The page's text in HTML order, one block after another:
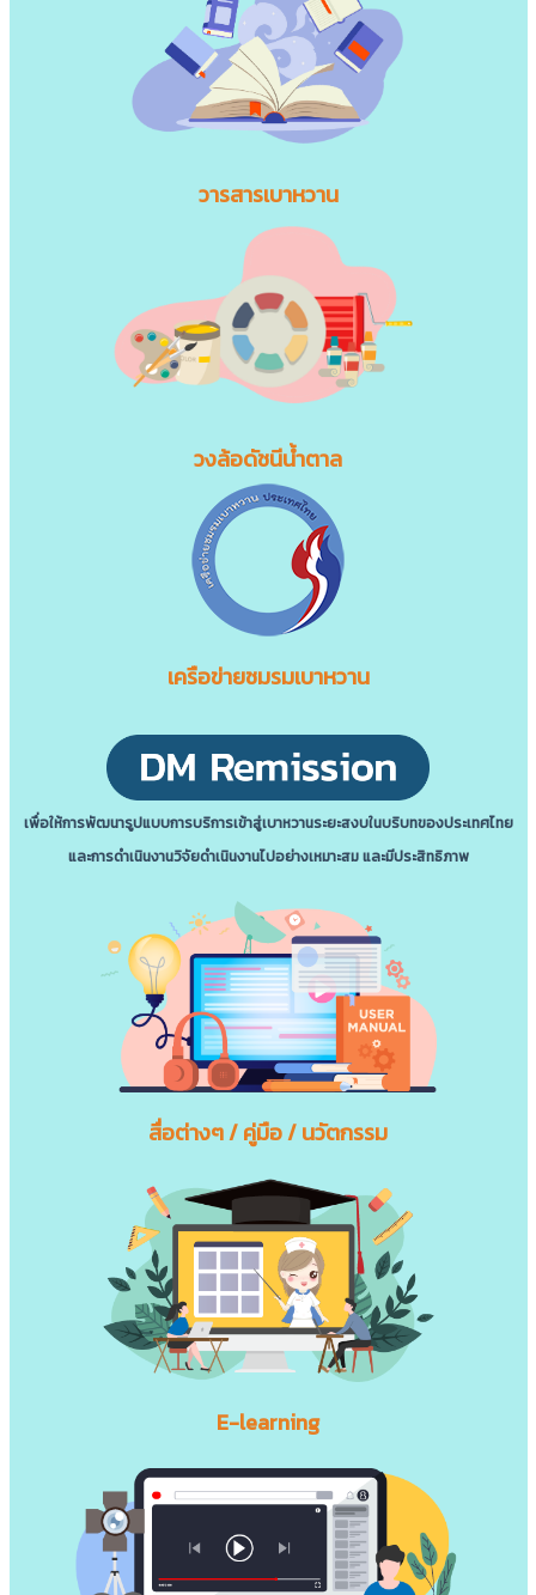
วารสารเบาหวาน
วงล้อดัชนีน้ำตาล
เครือข่ายชมรมเบาหวาน
เพื่อให้การพัฒนารูปแบบการบริการเข้าสู่เบาหวานระยะสงบในบริบทของประเทศไทย
และการดําเนินงานวิจัยดําเนินงานไปอย่างเหมาะสม และมีประสิทธิภาพ
สื่อต่างๆ / คู่มือ / นวัตกรรม
E-learning